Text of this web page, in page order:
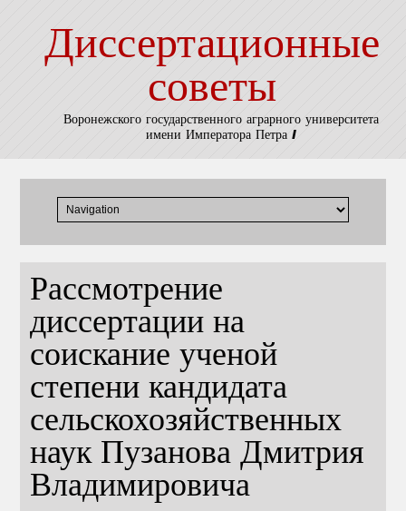
Диссертационные
советы
Воронежского государственного аграрного университета
имени Императора Петра I
Рассмотрение
диссертации на
соискание ученой
степени кандидата
сельскохозяйственных
наук Пузанова Дмитрия
Владимировича